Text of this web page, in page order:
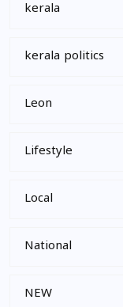
kerala
kerala politics
Leon
Lifestyle
Local
National
NEW